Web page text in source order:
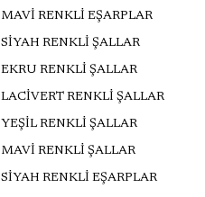
MAVİ RENKLİ EŞARPLAR
SİYAH RENKLİ ŞALLAR
EKRU RENKLİ ŞALLAR
LACİVERT RENKLİ ŞALLAR
YEŞİL RENKLİ ŞALLAR
MAVİ RENKLİ ŞALLAR
SİYAH RENKLİ EŞARPLAR